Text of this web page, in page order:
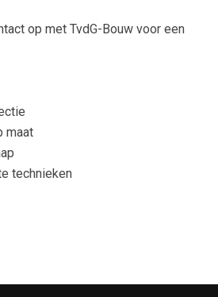
op met TvdG-Bouw voor een
maat
technieken